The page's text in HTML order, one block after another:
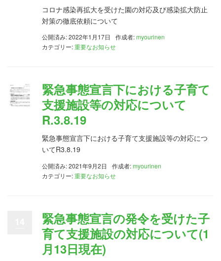
コロナ感染再拡大を受けた園の対応及び感染拡大防止
対策の徹底依頼について
公開済み: 2022年1月17日 作成者:myourinen
カテゴリー:重要なお知らせ
緊急事態宣言下における子育て
支援施設等の対応について
R.3.8.19
緊急事態宣言下における子育て支援施設等の対応につ
いてR3.8.19
公開済み: 2021年9月2日 作成者:myourinen
カテゴリー:重要なお知らせ
緊急事態宣言の発令を受けた子
育て支援施設の対応について(1
月13日現在)